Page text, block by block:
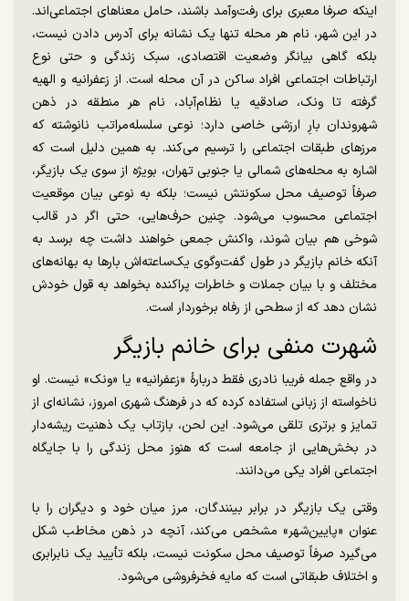
اینکه صرفا معبری برای رفت‌وآمد باشند، حامل معناهای اجتماعی‌اند.
در این شهر، نام هر محله تنها یک نشانه‌ برای آدرس دادن نیست،
بلکه گاهی بیانگر وضعیت اقتصادی، سبک زندگی و حتی نوع
ارتباطات اجتماعی افراد ساکن در آن محله است. از زعفرانیه و الهیه
گرفته تا ونک، صادقیه یا نظام‌آباد، نام هر منطقه در ذهن
شهروندان بارِ ارزشی خاصی دارد؛ نوعی سلسله‌مراتب نانوشته که
مرزهای طبقات اجتماعی را ترسیم می‌کند. به همین دلیل است که
اشاره به محله‌های شمالی یا جنوبی تهران، بویژه از سوی یک‌ بازیگر،
صرفاً توصیف محل سکونتش نیست؛ بلکه به‌ نوعی بیان موقعیت
اجتماعی محسوب می‌شود. چنین حرف‌هایی، حتی اگر در قالب
شوخی هم بیان شوند، واکنش جمعی خواهند داشت چه برسد به
آنکه خانم بازیگر در طول گفت‌وگوی یک‌ساعته‌اش بارها به بهانه‌های
مختلف و با بیان جملات و خاطرات پراکنده بخواهد به قول خودش
نشان دهد که از سطحی از رفاه برخوردار است.
شهرت منفی برای خانم بازیگر
در واقع جمله‌ فریبا نادری فقط دربارۀ «زعفرانیه» یا «ونک» نیست. او
ناخواسته از زبانی استفاده کرده که در فرهنگ شهری امروز، نشانه‌ای از
تمایز و برتری تلقی می‌شود. این لحن، بازتاب یک ذهنیت ریشه‌دار
در بخش‌هایی از جامعه است که هنوز محل زندگی را با جایگاه
اجتماعی افراد یکی می‌دانند.
وقتی یک بازیگر در برابر بینندگان، مرز میان خود و دیگران را با
عنوان «پایین‌شهر» مشخص می‌کند، آنچه در ذهن مخاطب شکل
می‌گیرد صرفاً توصیف محل سکونت نیست، بلکه تأیید یک نابرابری
و اختلاف طبقاتی است که مایه فخرفروشی می‌شود.